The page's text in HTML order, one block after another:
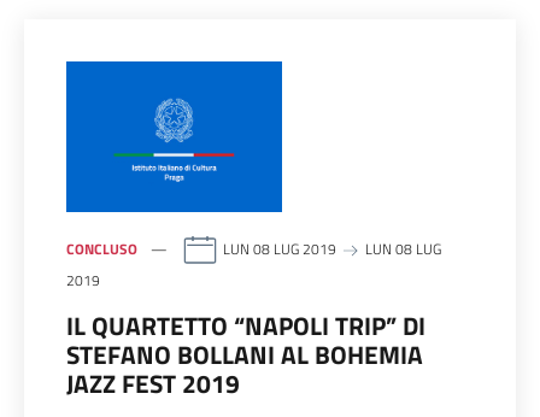
CONCLUSO LUN 08 LUG 2019
LUN 08 LUG
2019
IL QUARTETTO “NAPOLI TRIP” DI
STEFANO BOLLANI AL BOHEMIA
JAZZ FEST 2019